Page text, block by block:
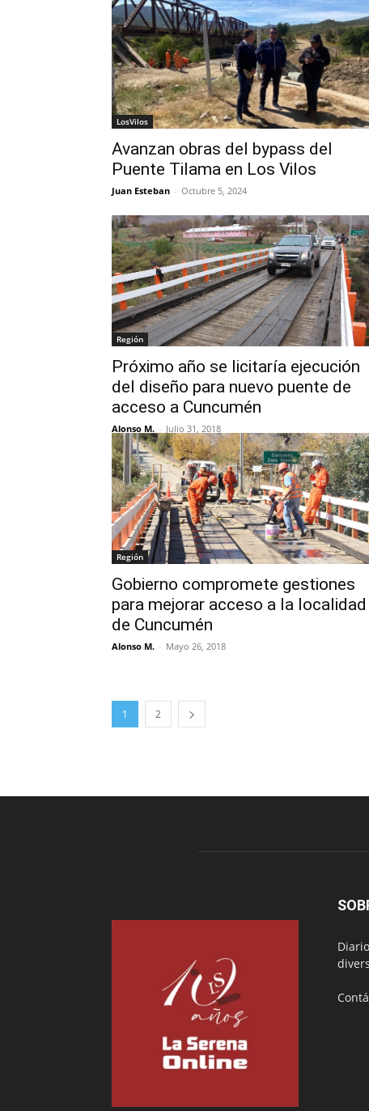
LosVilos
Avanzan obras del bypass del
Puente Tilama en Los Vilos
Juan Esteban - Octubre 5, 2024
Región
Próximo año se licitaría ejecución
del diseño para nuevo puente de
acceso a Cuncumén
Alonso M. - Julio 31, 2018
Región
Gobierno compromete gestiones
para mejorar acceso a la localidad
de Cuncumén
Alonso M. - Mayo 26, 2018
1 2